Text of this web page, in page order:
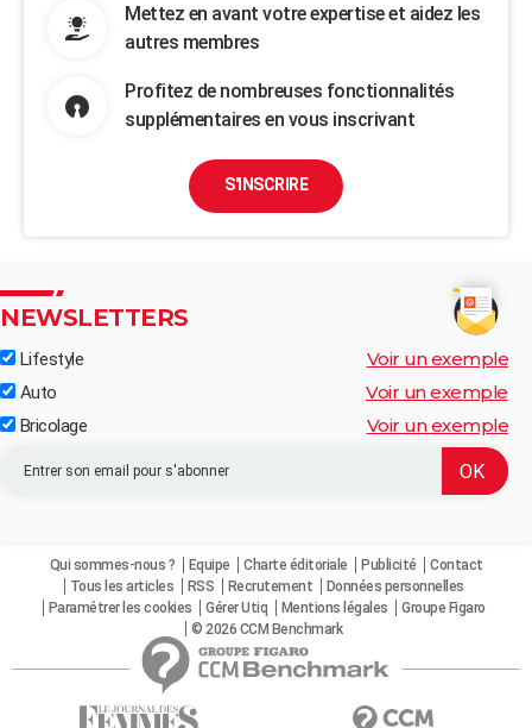
Mettez en avant votre expertise et aidez les
autres membres
Profitez de nombreuses fonctionnalités
supplémentaires en vous inscrivant
S'INSCRIRE
NEWSLETTERS
Lifestyle Voir un exemple
Auto Voir un exemple
Bricolage Voir un exemple
Qui sommes-nous ? Equipe Charte éditoriale Publicité
Contact
Tous les articles
RSS Recrutement
Données personnelles
Paramétrer les cookies
Gérer Utiq Mentions légales
Groupe Figaro
© 2026 CCM Benchmark